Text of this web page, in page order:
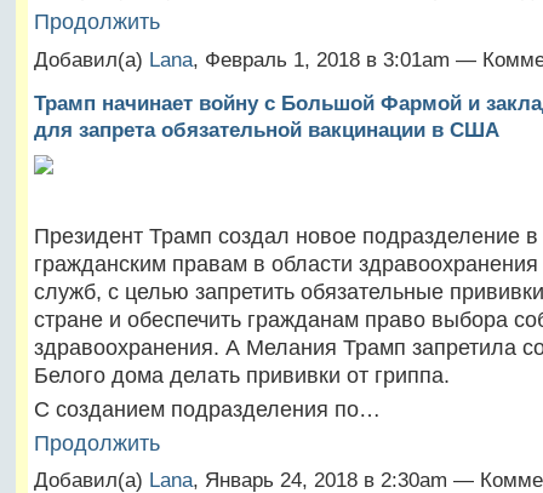
Продолжить
Добавил(а) Lana, Февраль 1, 2018 в 3:01am —
Трамп начинает войну с Большой Фармой и
для запрета обязательной вакцинации в США
Президент Трамп создал новое подразделение
гражданским правам в области
служб, с целью запретить обязательные
стране и обеспечить гражданам право выбора
здравоохранения. А Мелания Трамп запретила
Белого дома делать прививки от гриппа.
С созданием подразделения по…
Продолжить
Добавил(а) Lana, Январь 24, 2018 в 2:30am —